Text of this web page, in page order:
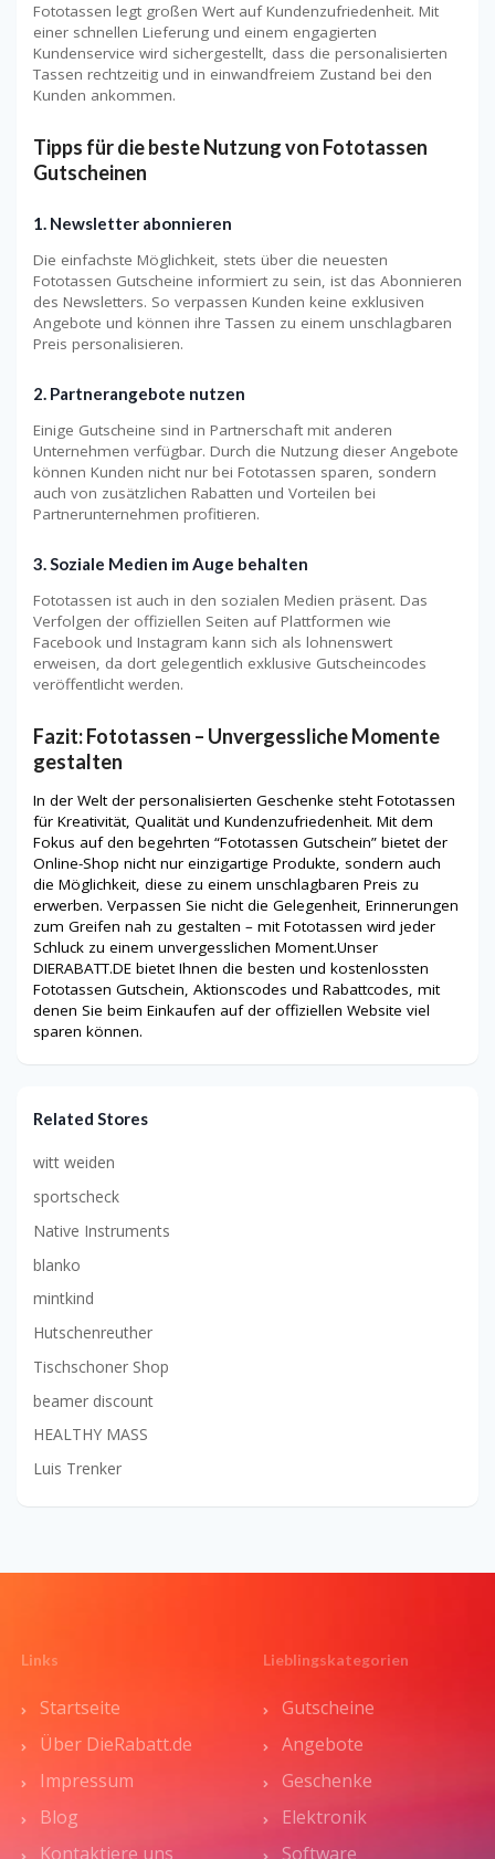
Fototassen legt großen Wert auf Kundenzufriedenheit. Mit
einer schnellen Lieferung und einem engagierten
Kundenservice wird sichergestellt, dass die personalisierten
Tassen rechtzeitig und in einwandfreiem Zustand bei den
Kunden ankommen.
Tipps für die beste Nutzung von Fototassen
Gutscheinen
1. Newsletter abonnieren
Die einfachste Möglichkeit, stets über die neuesten
Fototassen Gutscheine informiert zu sein, ist das Abonnieren
des Newsletters. So verpassen Kunden keine exklusiven
Angebote und können ihre Tassen zu einem unschlagbaren
Preis personalisieren.
2. Partnerangebote nutzen
Einige Gutscheine sind in Partnerschaft mit anderen
Unternehmen verfügbar. Durch die Nutzung dieser Angebote
können Kunden nicht nur bei Fototassen sparen, sondern
auch von zusätzlichen Rabatten und Vorteilen bei
Partnerunternehmen profitieren.
3. Soziale Medien im Auge behalten
Fototassen ist auch in den sozialen Medien präsent. Das
Verfolgen der offiziellen Seiten auf Plattformen wie
Facebook und Instagram kann sich als lohnenswert
erweisen, da dort gelegentlich exklusive Gutscheincodes
veröffentlicht werden.
Fazit: Fototassen – Unvergessliche Momente
gestalten
In der Welt der personalisierten Geschenke steht Fototassen
für Kreativität, Qualität und Kundenzufriedenheit. Mit dem
Fokus auf den begehrten “Fototassen Gutschein” bietet der
Online-Shop nicht nur einzigartige Produkte, sondern auch
die Möglichkeit, diese zu einem unschlagbaren Preis zu
erwerben. Verpassen Sie nicht die Gelegenheit, Erinnerungen
zum Greifen nah zu gestalten – mit Fototassen wird jeder
Schluck zu einem unvergesslichen Moment.Unser
DIERABATT.DE bietet Ihnen die besten und kostenlossten
Fototassen Gutschein, Aktionscodes und Rabattcodes, mit
denen Sie beim Einkaufen auf der offiziellen Website viel
sparen können.
Related Stores
witt weiden
sportscheck
Native Instruments
blanko
mintkind
Hutschenreuther
Tischschoner Shop
beamer discount
HEALTHY MASS
Luis Trenker
Links
Startseite
Über DieRabatt.de
Impressum
Blog
Kontaktiere uns
Lieblingskategorien
Gutscheine
Angebote
Geschenke
Elektronik
Software